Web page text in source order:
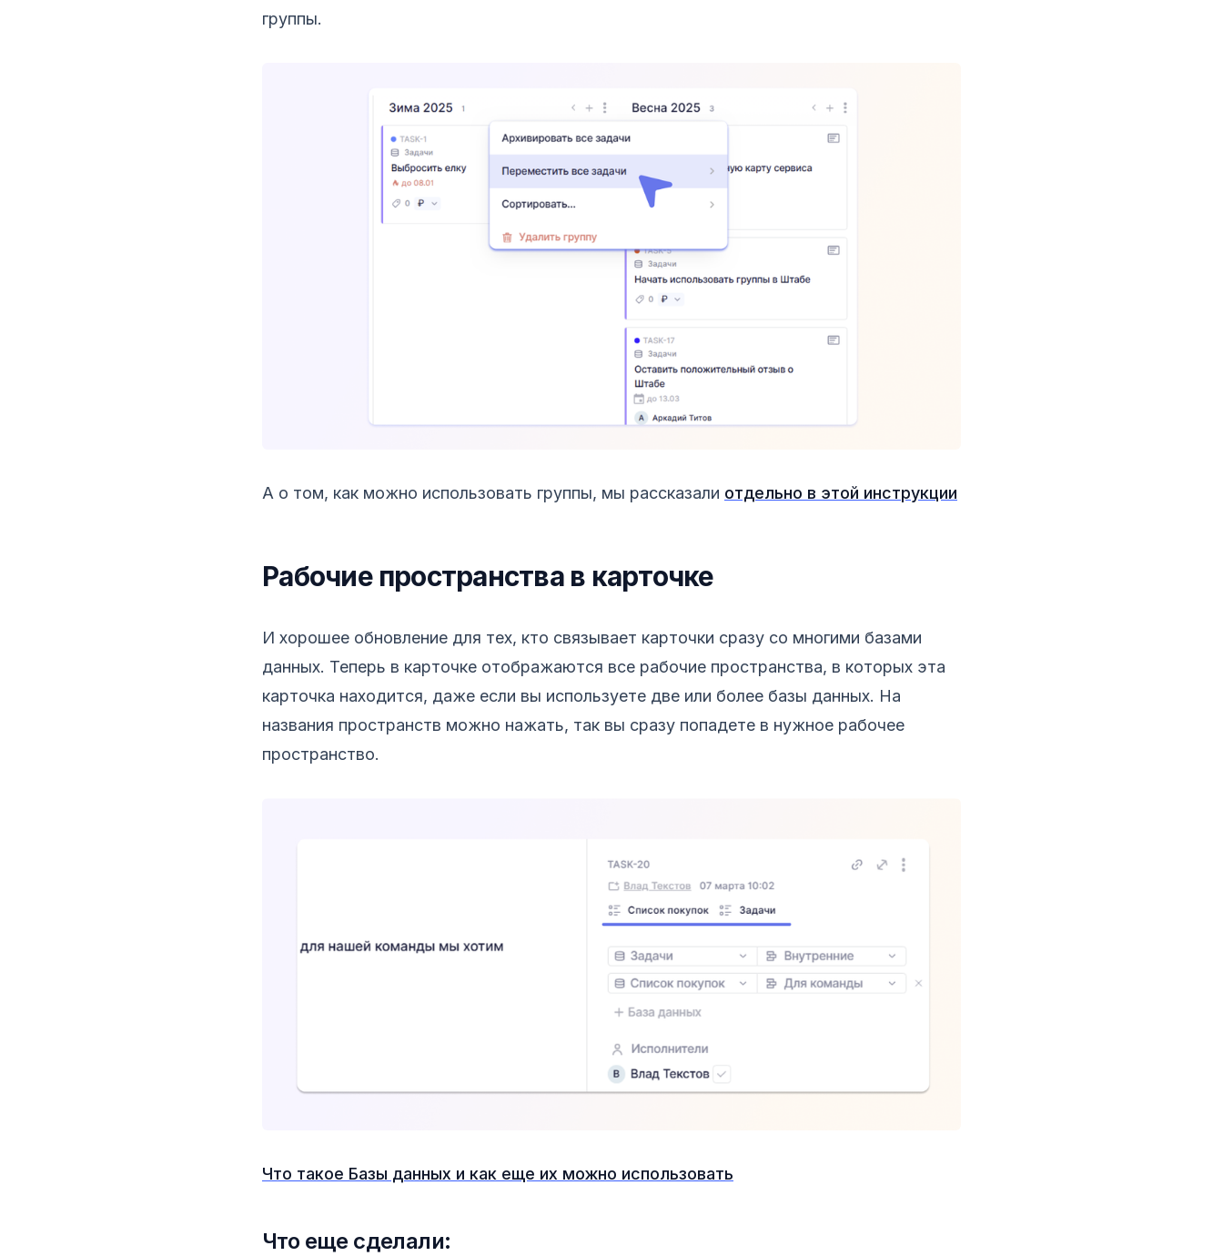
группы.
А о том, как можно использовать группы, мы рассказали отдельно в этой инструкции
Рабочие пространства в карточке
И хорошее обновление для тех, кто связывает карточки сразу со многими базами
данных. Теперь в карточке отображаются все рабочие пространства, в которых эта
карточка находится, даже если вы используете две или более базы данных. На
названия пространств можно нажать, так вы сразу попадете в нужное рабочее
пространство.
Что такое Базы данных и как еще их можно использовать
Что еще сделали: